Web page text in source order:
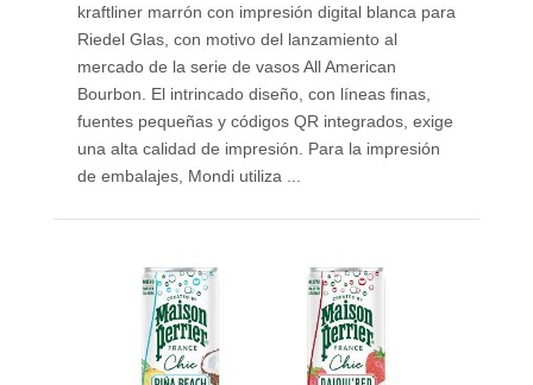
kraftliner marrón con impresión digital blanca para
Riedel Glas, con motivo del lanzamiento al
mercado de la serie de vasos All American
Bourbon. El intrincado diseño, con líneas finas,
fuentes pequeñas y códigos QR integrados, exige
una alta calidad de impresión. Para la impresión
de embalajes, Mondi utiliza ...